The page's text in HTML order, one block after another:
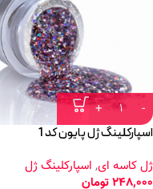
اسپارکلینگ ژل پایون کد 1
ژل کاسه ای, اسپارکلینگ ژل
248,000تومان